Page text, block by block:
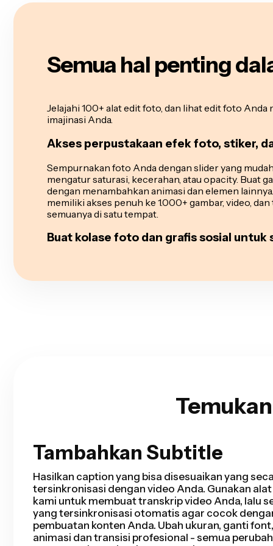
Semua hal penting
Jelajahi 100+ alat edit foto, dan lihat edit foto Anda
imajinasi Anda.
Akses perpustakaan efek foto, stiker,
Sempurnakan foto Anda dengan slider yang
mengatur saturasi, kecerahan, atau opacity. Buat
dengan menambahkan animasi dan elemen
memiliki akses penuh ke 1.000+ gambar, video,
semuanya di satu tempat.
Buat kolase foto dan grafis sosial
Tambahkan Subtitle
Potongan Cerdas
Smart Cut mengotomatisasi proses pengeditan
dengan mendeteksi dan menghapus bagian
dalam hitungan detik. Kamu akan menghemat
editing dan menyelesaikan potongan kasar lebih